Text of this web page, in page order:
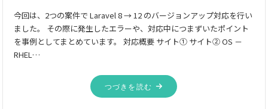
今回は、2つの案件で Laravel 8 → 12 のバージョンアップ対応を行い
ました。 その際に発生したエラーや、対応中につまずいたポイント
を事例としてまとめています。 対応概要 サイト① サイト② OS －
RHEL…
つづきを読む